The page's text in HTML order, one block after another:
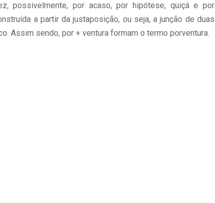
possivelmente, por acaso, por hipótese, quiçá e por
a partir da justaposição, ou seja, a junção de duas
Assim sendo, por + ventura formam o termo porventura.